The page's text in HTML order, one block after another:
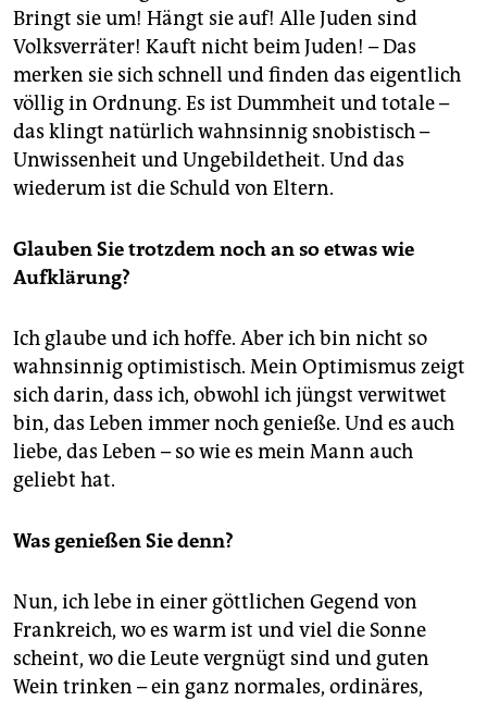
Bringt sie um! Hängt sie auf! Alle Juden sind
Volksverräter! Kauft nicht beim Juden! – Das
merken sie sich schnell und finden das eigentlich
völlig in Ordnung. Es ist Dummheit und totale –
das klingt natürlich wahnsinnig snobistisch –
Unwissenheit und Ungebildetheit. Und das
wiederum ist die Schuld von Eltern.
Glauben Sie trotzdem noch an so etwas wie
Aufklärung?
Ich glaube und ich hoffe. Aber ich bin nicht so
wahnsinnig optimistisch. Mein Optimismus zeigt
sich darin, dass ich, obwohl ich jüngst verwitwet
bin, das Leben immer noch genieße. Und es auch
liebe, das Leben – so wie es mein Mann auch
geliebt hat.
Was genießen Sie denn?
Nun, ich lebe in einer göttlichen Gegend von
Frankreich, wo es warm ist und viel die Sonne
scheint, wo die Leute vergnügt sind und guten
Wein trinken – ein ganz normales, ordinäres,